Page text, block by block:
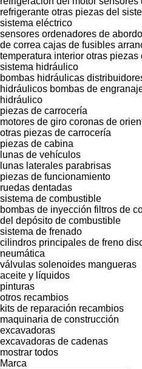
refrigerante otras piezas del
sistema eléctrico
sensores ordenadores de abordo
de correa cajas de fusibles
temperatura interior otras piezas
sistema hidráulico
bombas hidráulicas
hidráulicos bombas de
hidráulico
piezas de carrocería
motores de giro coronas de
otras piezas de carrocería
piezas de cabina
lunas de vehículos
lunas laterales parabrisas
piezas de funcionamiento
ruedas dentadas
sistema de combustible
bombas de inyección filtros de
del depósito de combustible
sistema de frenado
cilindros principales de freno
neumática
válvulas solenoides mangueras
aceite y líquidos
pinturas
otros recambios
kits de reparación recambios
maquinaria de construcción
excavadoras
excavadoras de cadenas
mostrar todos
Marca